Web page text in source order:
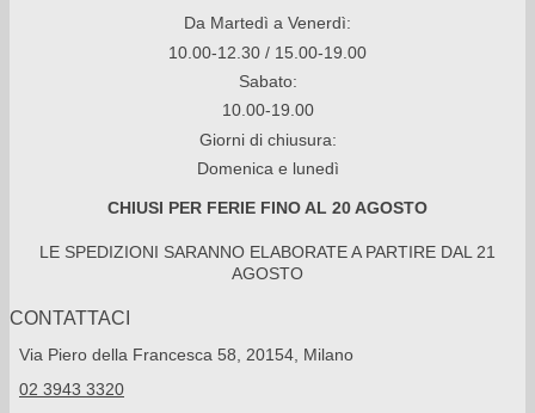
Da Martedì a Venerdì:
10.00-12.30 / 15.00-19.00
Sabato:
10.00-19.00
Giorni di chiusura:
Domenica e lunedì
CHIUSI PER FERIE FINO AL 20 AGOSTO
LE SPEDIZIONI SARANNO ELABORATE A PARTIRE DAL 21
AGOSTO
CONTATTACI
Via Piero della Francesca 58, 20154, Milano
02 3943 3320